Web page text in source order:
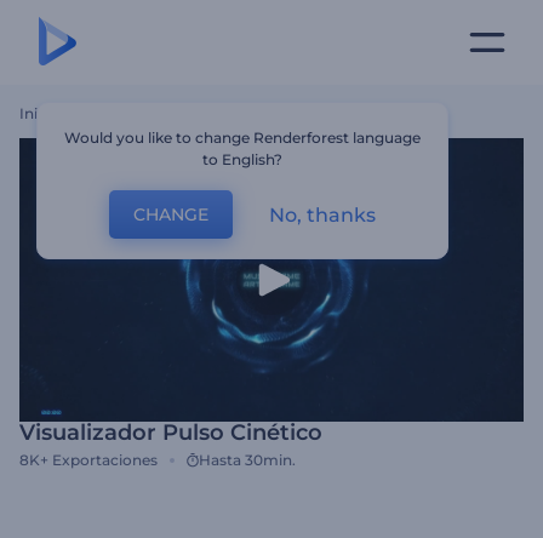
Inicio
Visualizador Pulso Cinético
8K+ Exportaciones Hasta 30min.
Would you like to change Renderforest language
to English?
CHANGE No, thanks